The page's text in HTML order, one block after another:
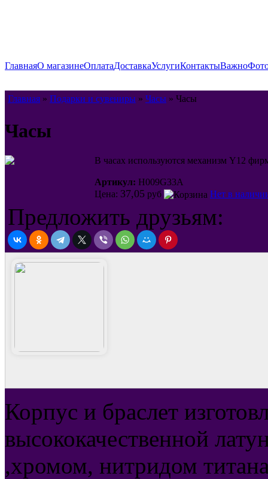
ГлавнаяО магазинеОплатаДоставкаУслугиКонтактыВажно
Главная » Подарки и сувениры » Часы » Часы
Часы
В часах используются механизм Y12
Артикул: H009G33A
Цена: 37,05 руб Нет в
Предложить друзьям:
Корпус и браслет
высококачественной
,хромом, нитридом